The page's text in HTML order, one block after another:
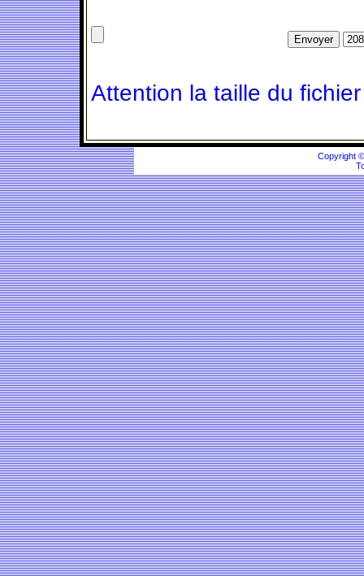
Attention la taille du
Copyright